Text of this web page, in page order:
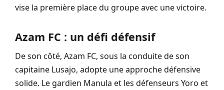
vise la première place du groupe avec une victoire.
Azam FC : un défi défensif
De son côté, Azam FC, sous la conduite de son
capitaine Lusajo, adopte une approche défensive
solide. Le gardien Manula et les défenseurs Yoro et